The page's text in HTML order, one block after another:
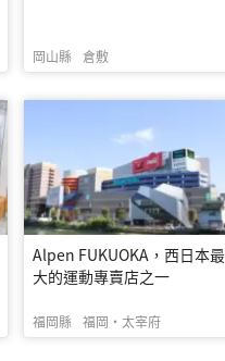
岡山縣 倉敷
Alpen FUKUOKA，西日本最
大的運動專賣店之一
福岡縣 福岡・太宰府